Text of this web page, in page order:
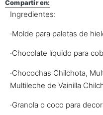
Compartir en:
Ingredientes:
·Molde para paletas de
·Chocolate líquido para
·Chocochas Chilchota,
Multileche de Vainilla
·Granola o coco para